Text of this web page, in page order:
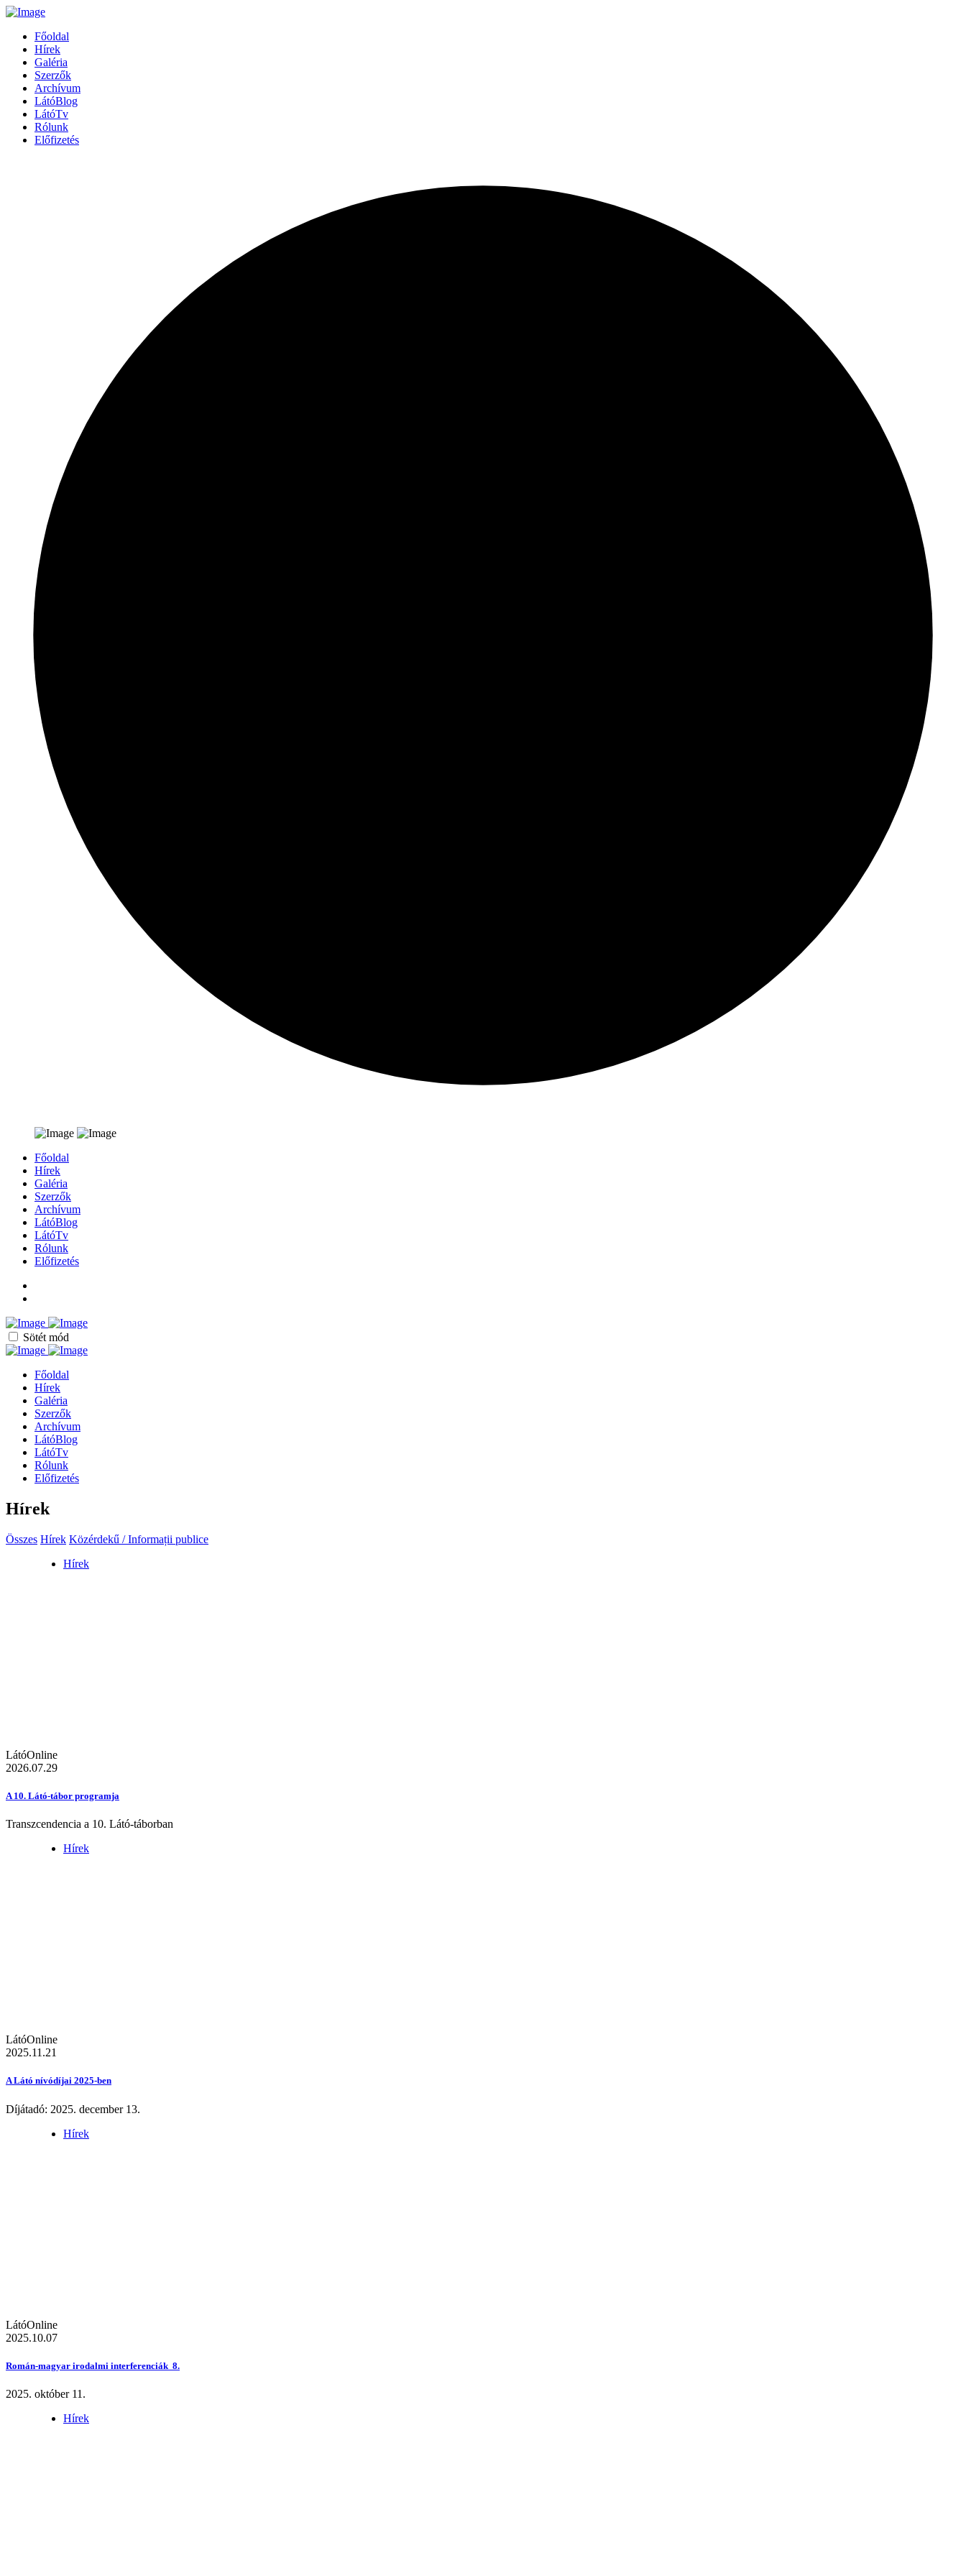
Főoldal
Hírek
Galéria
Szerzők
Archívum
LátóBlog
LátóTv
Rólunk
Előfizetés
Főoldal
Hírek
Galéria
Szerzők
Archívum
LátóBlog
LátóTv
Rólunk
Előfizetés
Sötét mód
Főoldal
Hírek
Galéria
Szerzők
Archívum
LátóBlog
LátóTv
Rólunk
Előfizetés
Hírek
Összes Hírek Közérdekű / Informații publice
Hírek
LátóOnline
2026.07.29
A 10. Látó-tábor programja
Transzcendencia a 10. Látó-táborban
Hírek
LátóOnline
2025.11.21
A Látó nívódíjai 2025-ben
Díjátadó: 2025. december 13.
Hírek
LátóOnline
2025.10.07
Román-magyar irodalmi interferenciák 8.
2025. október 11.
Hírek